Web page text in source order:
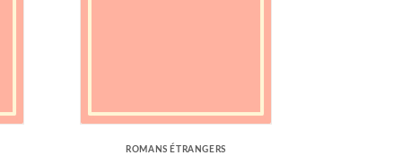
ROMANS ÉTRANGERS